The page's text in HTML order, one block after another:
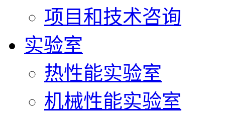
项目和技术咨询
实验室
热性能实验室
机械性能实验室